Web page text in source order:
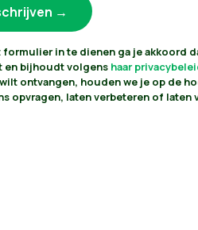
formulier in te dienen ga je akkoord
en bijhoudt volgens haar
ontvangen, houden we je op de
opvragen, laten verbeteren of laten